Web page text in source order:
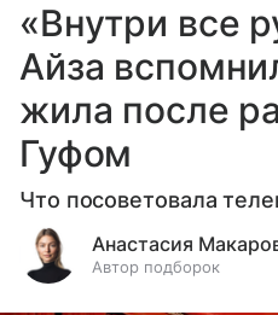
«Внутри все
Айза
жила после
Гуфом
Что посоветовала
Анастасия
Автор подборок